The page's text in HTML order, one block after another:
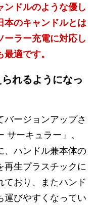
ンドルのような優し
本のキャンドルとは
ーラー充電に対応し
適です。
れるようになっ
バージョンアップさ
サーキュラー」。
、ハンドル兼本体の
再生プラスチックに
ており、またハンド
運びやすくなってい